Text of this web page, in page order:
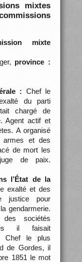
mixtes
mixte
province :
: Chef le
du parti
chargé de
Agent actif et
A organisé
armes et des
de mort les
de paix.
l’État de la
exalté et des
justice pour
gendarmerie.
sociétés
il faisait
Chef le plus
de Gordes, il
1851 le mot